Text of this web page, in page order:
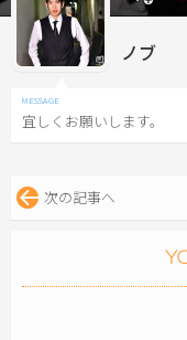
ノブ
宜しくお願いします。
次の記事へ